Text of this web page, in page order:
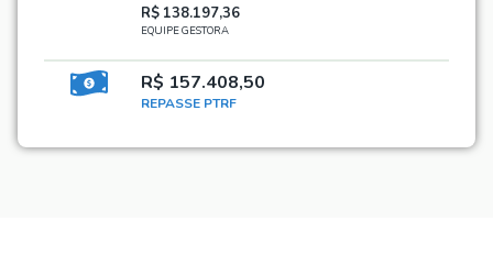
R$ 138.197,36
EQUIPE GESTORA
R$ 157.408,50
REPASSE PTRF